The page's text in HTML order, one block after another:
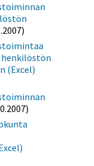
(Excel)